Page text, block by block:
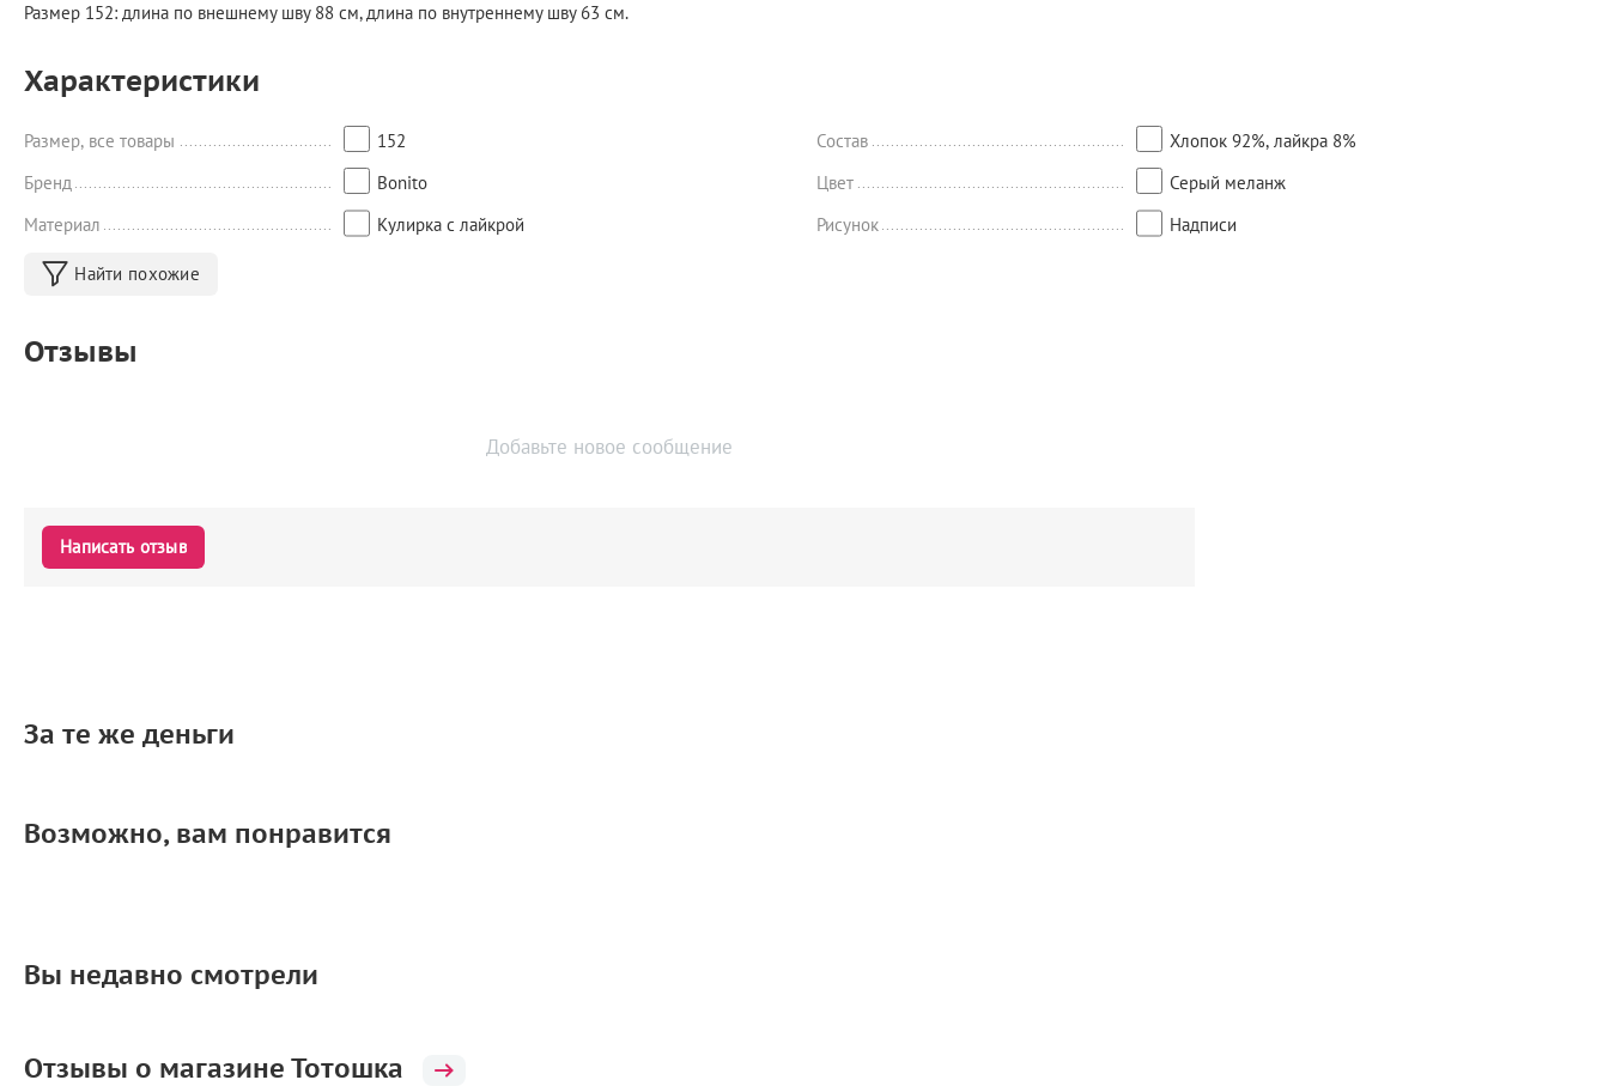
Размер 152: длина по внешнему шву 88 см, длина по внутреннему шву 63 см.
Характеристики
Размер, все товары
152
Бренд
Bonito
Материал
Кулирка с лайкрой
Состав
Хлопок 92%, лайкра 8%
Цвет
Серый меланж
Рисунок
Надписи
Найти похожие
Отзывы
Добавьте новое сообщение
Написать отзыв
За те же деньги
Возможно, вам понравится
Вы недавно смотрели
Отзывы о магазине Тотошка